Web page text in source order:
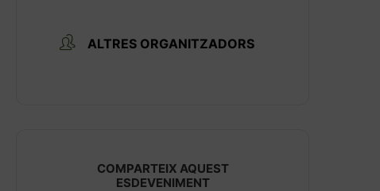
ALTRES ORGANITZADORS
COMPARTEIX AQUEST
ESDEVENIMENT